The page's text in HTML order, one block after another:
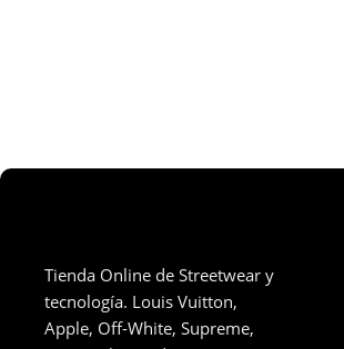
Tienda Online de Streetwear y
tecnología. Louis Vuitton,
Apple, Off-White, Supreme,